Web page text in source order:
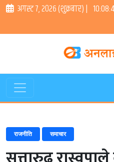
अगस्ट ७, २०२६ (शुक्रबार) |
राजनीति समाचार